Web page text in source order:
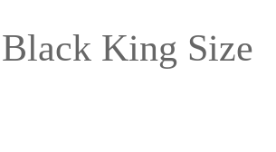
King Size